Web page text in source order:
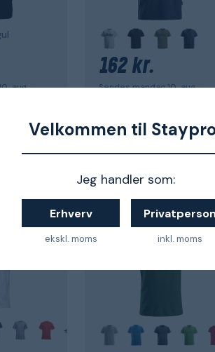
Velkommen til
Jeg handler som:
Erhverv
ekskl. moms
Privatperson
inkl. moms
aug.
162 kr.
Sendes mandag 10. aug.
+
SNICKERS WORKWEAR
T-shirt
5,0